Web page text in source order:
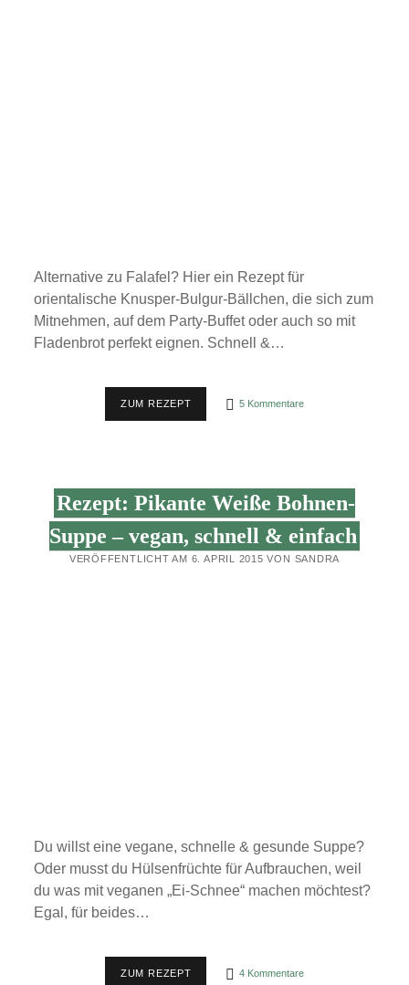
Alternative zu Falafel? Hier ein Rezept für
orientalische Knusper-Bulgur-Bällchen, die sich zum
Mitnehmen, auf dem Party-Buffet oder auch so mit
Fladenbrot perfekt eignen. Schnell &…
ZUM REZEPTREZEPT: 5 Kommentare
Rezept: Pikante Weiße Bohnen-
Suppe – vegan, schnell & einfach
VERÖFFENTLICHT AM 6. APRIL 2015 VON SANDRA
Du willst eine vegane, schnelle & gesunde Suppe?
Oder musst du Hülsenfrüchte für Aufbrauchen, weil
du was mit veganen „Ei-Schnee“ machen möchtest?
Egal, für beides…
ZUM REZEPTREZEPT: 4 Kommentare